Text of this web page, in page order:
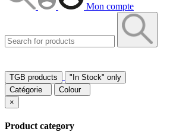
Mon compte
TGB products
"In Stock" only
Catégorie
Colour
×
Product category